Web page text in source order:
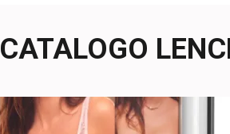
CATALOGO